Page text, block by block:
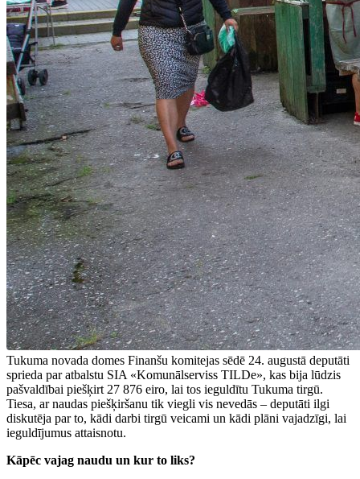
Tukuma novada domes Finanšu komitejas sēdē 24. augustā deputāti
sprieda par atbalstu SIA «Komunālserviss TILDe», kas bija lūdzis
pašvaldībai piešķirt 27 876 eiro, lai tos ieguldītu Tukuma tirgū.
Tiesa, ar naudas piešķiršanu tik viegli vis nevedās – deputāti ilgi
diskutēja par to, kādi darbi tirgū veicami un kādi plāni vajadzīgi, lai
ieguldījumus attaisnotu.
Kāpēc vajag naudu un kur to liks?